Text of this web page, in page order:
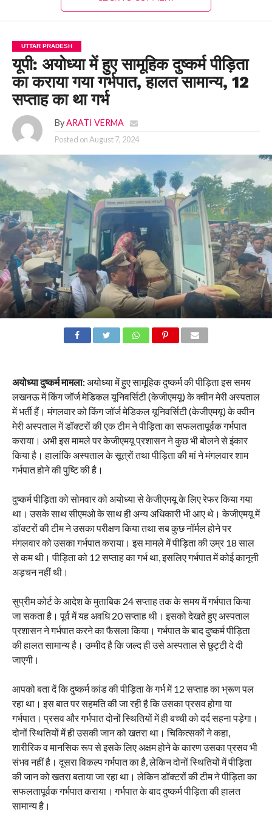
UTTAR PRADESH
यूपी: अयोध्या में हुए सामूहिक दुष्कर्म पीड़िता
का कराया गया गर्भपात, हालत सामान्य, 12
सप्ताह का था गर्भ
By ARATI VERMA
Posted onAugust 7, 2024
अयोध्या दुष्कर्म मामला:अयोध्या में हुए सामूहिक दुष्कर्म की पीड़िता इस समय
लखनऊ में किंग जॉर्ज मेडिकल यूनिवर्सिटी (केजीएमयू) के क्वीन मेरी अस्पताल
में भर्ती हैं। मंगलवार को किंग जॉर्ज मेडिकल यूनिवर्सिटी (केजीएमयू) के क्वीन
मेरी अस्पताल में डॉक्टरों की एक टीम ने पीड़िता का सफलतापूर्वक गर्भपात
कराया। अभी इस मामले पर केजीएमयू प्रशासन ने कुछ भी बोलने से इंकार
किया है। हालांकि अस्पताल के सूत्रों तथा पीड़िता की मां ने मंगलवार शाम
गर्भपात होने की पुष्टि की है।
दुष्कर्म पीड़िता को सोमवार को अयोध्या से केजीएमयू के लिए रेफर किया गया
था। उसके साथ सीएमओ के साथ ही अन्य अधिकारी भी आए थे। केजीएमयू में
डॉक्टरों की टीम ने उसका परीक्षण किया तथा सब कुछ नॉर्मल होने पर
मंगलवार को उसका गर्भपात कराया। इस मामले में पीड़िता की उम्र 18 साल
से कम थी। पीड़िता को 12 सप्ताह का गर्भ था, इसलिए गर्भपात में कोई कानूनी
अड़चन नहीं थी।
सुप्रीम कोर्ट के आदेश के मुताबिक 24 सप्ताह तक के समय में गर्भपात किया
जा सकता है। पूर्व में यह अवधि 20 सप्ताह थी। इसको देखते हुए अस्पताल
प्रशासन ने गर्भपात करने का फैसला किया। गर्भपात के बाद दुष्कर्म पीड़िता
की हालत सामान्य है। उम्मीद है कि जल्द ही उसे अस्पताल से छुट्टी दे दी
जाएगी।
आपको बता दें कि दुष्कर्म कांड की पीड़िता के गर्भ में 12 सप्ताह का भ्रूण पल
रहा था। इस बात पर सहमति की जा रही है कि उसका प्रसव होगा या
गर्भपात। प्रसव और गर्भपात दोनों स्थितियों में ही बच्ची को दर्द सहना पड़ेगा।
दोनों स्थितियों में ही उसकी जान को खतरा था। चिकित्सकों ने कहा,
शारीरिक व मानसिक रूप से इसके लिए अक्षम होने के कारण उसका प्रसव भी
संभव नहीं है। दूसरा विकल्प गर्भपात का है, लेकिन दोनों स्थितियों में पीड़िता
की जान को खतरा बताया जा रहा था। लेकिन डॉक्टरों की टीम ने पीड़िता का
सफलतापूर्वक गर्भपात कराया। गर्भपात के बाद दुष्कर्म पीड़िता की हालत
सामान्य है।